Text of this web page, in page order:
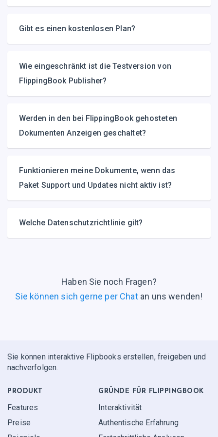
Gibt es einen kostenlosen Plan?
Wie eingeschränkt ist die Testversion von
FlippingBook Publisher?
Werden in den bei FlippingBook gehosteten
Dokumenten Anzeigen geschaltet?
Funktionieren meine Dokumente, wenn das
Paket Support und Updates nicht aktiv ist?
Welche Datenschutzrichtlinie gilt?
Haben Sie noch Fragen?
Sie können sich gerne per Chat an uns wenden!
Sie können interaktive Flipbooks erstellen, freigeben und
nachverfolgen.
PRODUKT
Features
Preise
GRÜNDE FÜR FLIPPINGBOOK
Interaktivität
Authentische Erfahrung